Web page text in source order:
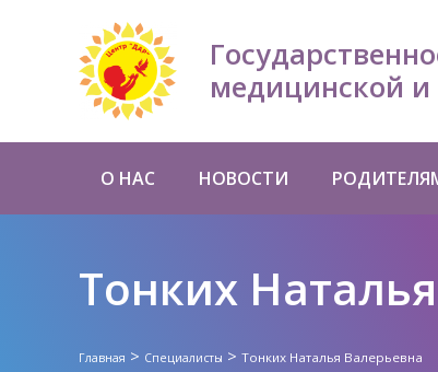
медицинской
О НАС НОВОСТИ
Тонких
Главная > Специалисты > Тонких Наталья Валерьевна